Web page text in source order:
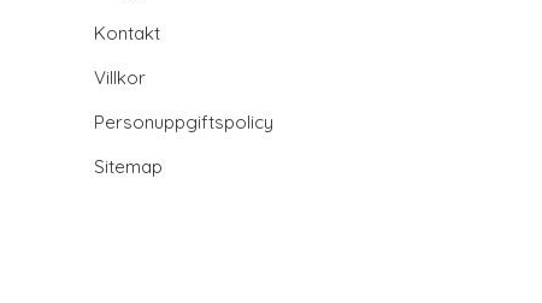
Kontakt
Villkor
Personuppgiftspolicy
Sitemap